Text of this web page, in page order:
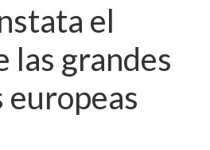
el
las grandes
europeas